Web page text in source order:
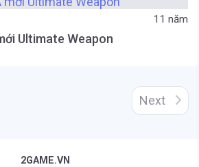
11 năm
Ultimate Weapon
Next
2GAME.VN